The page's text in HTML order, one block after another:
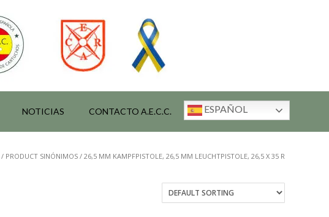
NOTICIAS CONTACTO A.E.C.C. ESPAÑOL
/ PRODUCT SINÓNIMOS / 26,5 MM KAMPFPISTOLE, 26,5 MM LEUCHTPISTOLE, 26,5 X 35 R